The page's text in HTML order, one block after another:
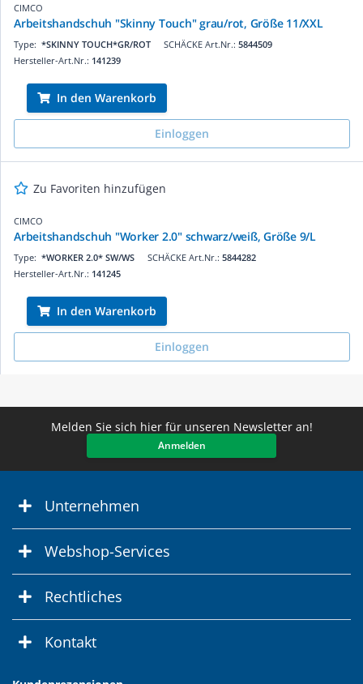
CIMCO
Arbeitshandschuh "Skinny Touch" grau/rot, Größe 11/XXL
SCHÄCKE Art.Nr.: 5844509
Type: *SKINNY TOUCH*GR/ROT
Hersteller-Art.Nr.: 141239
In den Warenkorb
Einloggen
Zu Favoriten hinzufügen
CIMCO
Arbeitshandschuh "Worker 2.0" schwarz/weiß, Größe 9/L
SCHÄCKE Art.Nr.: 5844282
Type: *WORKER 2.0* SW/WS
Hersteller-Art.Nr.: 141245
In den Warenkorb
Einloggen
Melden Sie sich hier für unseren Newsletter an!
Anmelden
Unternehmen
Webshop-Services
Rechtliches
Kontakt